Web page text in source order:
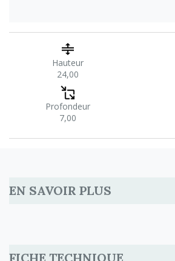
Hauteur
24,00
Profondeur
7,00
EN SAVOIR PLUS
FICHE TECHNIQUE